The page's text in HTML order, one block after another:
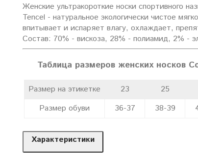
Женские ультракороткие носки спортивного
Tencel - натуральное экологически чистое
впитывает и испаряет влагу, охлаждает,
Состав: 70% - вискоза, 28% - полиамид, 2% -
Таблица размеров женских носков
Размер на этикетке 23 25
Размер обуви
36-37 38-39
Характеристики